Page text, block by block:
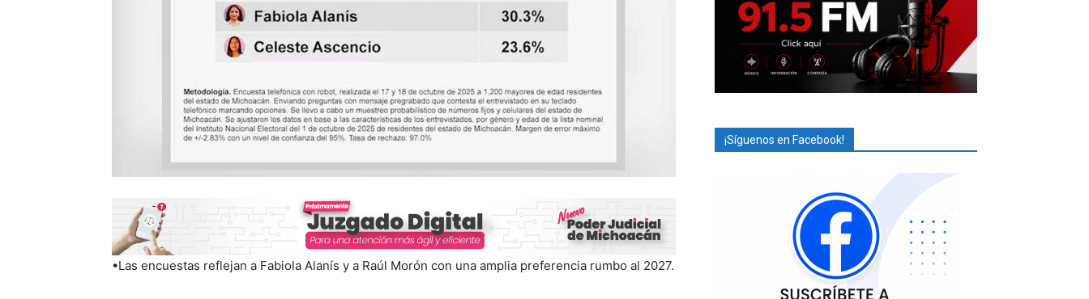
•Las encuestas reflejan a Fabiola Alanís y a Raúl Morón con una amplia preferencia rumbo al 2027.
¡Síguenos en Facebook!